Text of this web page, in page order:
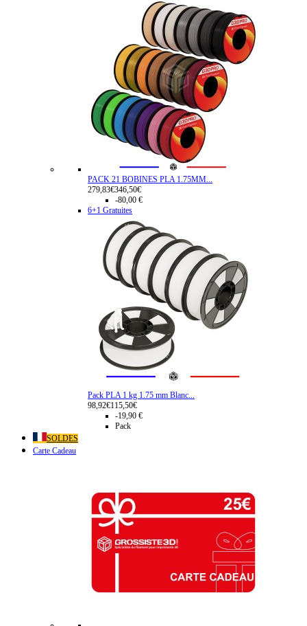
PACK 21 BOBINES PLA 1.75MM...
279,83€346,50€
-80,00 €
6+1 Gratuites
Pack PLA 1 kg 1.75 mm Blanc...
98,92€115,50€
-19,90 €
Pack
SOLDES
Carte Cadeau